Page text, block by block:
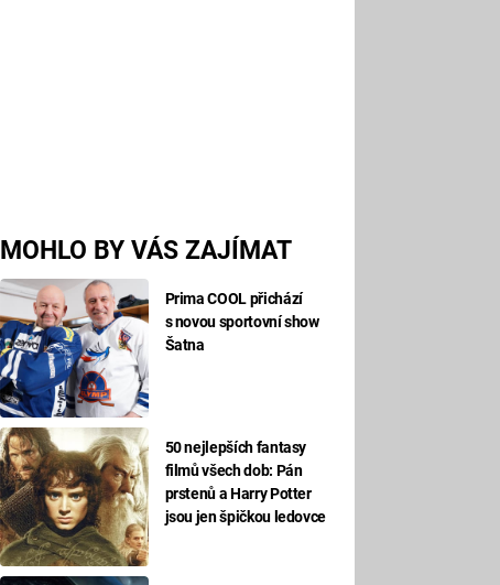
MOHLO BY VÁS ZAJÍMAT
Prima COOL přichází
s novou sportovní show
Šatna
50 nejlepších fantasy
filmů všech dob: Pán
prstenů a Harry Potter
jsou jen špičkou ledovce